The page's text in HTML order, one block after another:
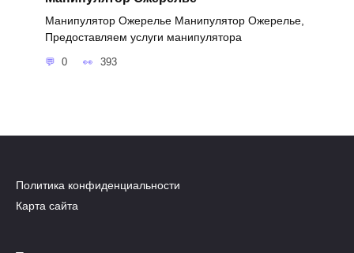
Манипулятор Ожерелье Манипулятор Ожерелье,
Предоставляем услуги манипулятора
0 393
Политика конфиденциальности
Карта сайта